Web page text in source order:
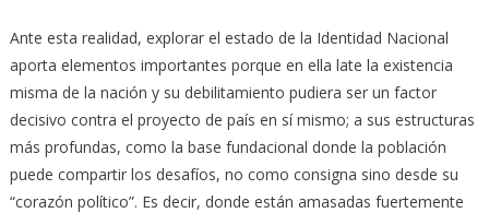
Ante esta realidad, explorar el estado de la Identidad Nacional
aporta elementos importantes porque en ella late la existencia
misma de la nación y su debilitamiento pudiera ser un factor
decisivo contra el proyecto de país en sí mismo; a sus estructuras
más profundas, como la base fundacional donde la población
puede compartir los desafíos, no como consigna sino desde su
“corazón político”. Es decir, donde están amasadas fuertemente